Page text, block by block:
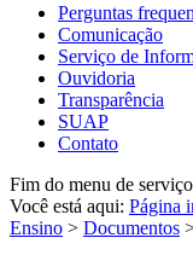
Perguntas
Comunicação
Serviço de
Ouvidoria
Transparência
SUAP
Contato
Fim do menu de
Você está aqui: Página
Ensino > Documentos